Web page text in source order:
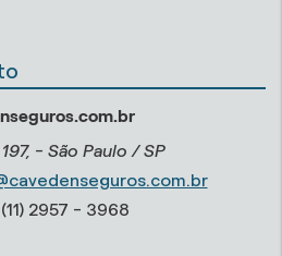
- São Paulo / SP
(11) 2957 - 3968